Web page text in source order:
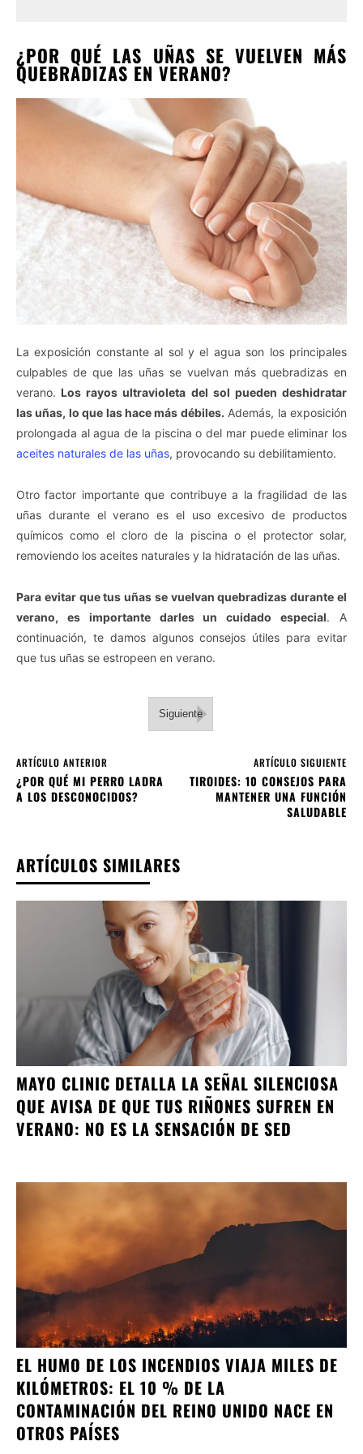
¿POR QUÉ LAS UÑAS SE VUELVEN MÁS
QUEBRADIZAS EN VERANO?
La exposición constante al sol y el agua son los principales
culpables de que las uñas se vuelvan más quebradizas en
verano. Los rayos ultravioleta del sol pueden deshidratar
las uñas, lo que las hace más débiles. Además, la exposición
prolongada al agua de la piscina o del mar puede eliminar los
aceites naturales de las uñas, provocando su debilitamiento.
Otro factor importante que contribuye a la fragilidad de las
uñas durante el verano es el uso excesivo de productos
químicos como el cloro de la piscina o el protector solar,
removiendo los aceites naturales y la hidratación de las uñas.
Para evitar que tus uñas se vuelvan quebradizas durante el
verano, es importante darles un cuidado especial. A
continuación, te damos algunos consejos útiles para evitar
que tus uñas se estropeen en verano.
Siguiente
ARTÍCULO ANTERIOR
¿POR QUÉ MI PERRO LADRA
A LOS DESCONOCIDOS?
ARTÍCULO SIGUIENTE
TIROIDES: 10 CONSEJOS PARA
MANTENER UNA FUNCIÓN
SALUDABLE
ARTÍCULOS SIMILARES
MAYO CLINIC DETALLA LA SEÑAL SILENCIOSA
QUE AVISA DE QUE TUS RIÑONES SUFREN EN
VERANO: NO ES LA SENSACIÓN DE SED
EL HUMO DE LOS INCENDIOS VIAJA MILES DE
KILÓMETROS: EL 10 % DE LA
CONTAMINACIÓN DEL REINO UNIDO NACE EN
OTROS PAÍSES